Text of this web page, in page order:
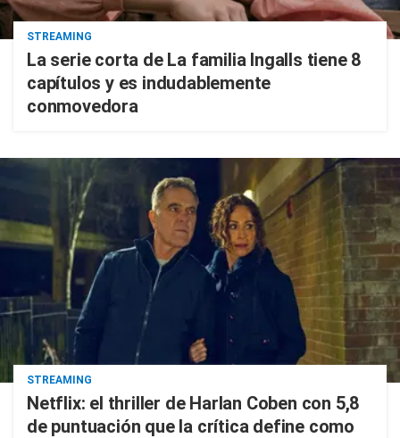
STREAMING
La serie corta de La familia Ingalls tiene 8
capítulos y es indudablemente
conmovedora
STREAMING
Netflix: el thriller de Harlan Coben con 5,8
de puntuación que la crítica define como